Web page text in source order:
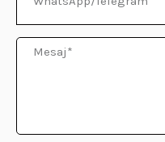
Mesaj